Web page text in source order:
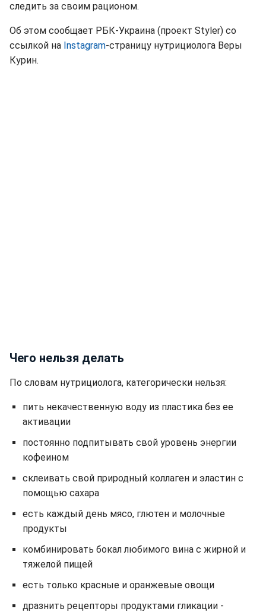
следить за своим рационом.
Об этом сообщает РБК-Украина (проект Styler) со
ссылкой на Instagram-страницу нутрициолога Веры
Курин.
Чего нельзя делать
По словам нутрициолога, категорически нельзя:
пить некачественную воду из пластика без ее
активации
постоянно подпитывать свой уровень энергии
кофеином
склеивать свой природный коллаген и эластин с
помощью сахара
есть каждый день мясо, глютен и молочные
продукты
комбинировать бокал любимого вина с жирной и
тяжелой пищей
есть только красные и оранжевые овощи
дразнить рецепторы продуктами гликации -